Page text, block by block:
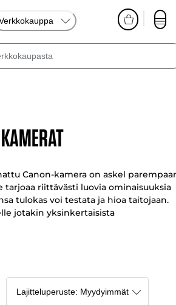
Canon-kamera on askel
tarjoaa riittävästi luovia ominaisuuksia
tulokas voi testata ja hioa taitojaan.
jotakin yksinkertaisista